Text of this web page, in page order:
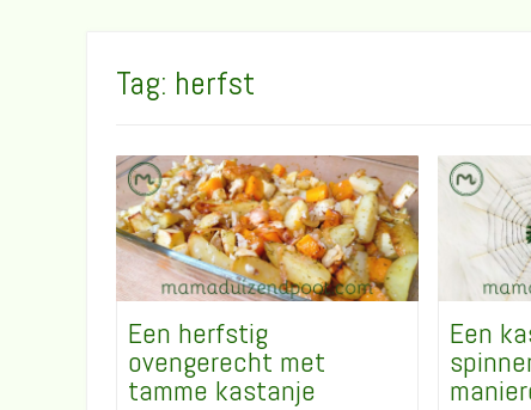
Tag: herfst
Een herfstig
ovengerecht met
tamme kastanje
Een